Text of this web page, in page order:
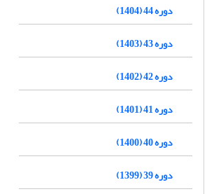
دوره 44 (1404)
دوره 43 (1403)
دوره 42 (1402)
دوره 41 (1401)
دوره 40 (1400)
دوره 39 (1399)